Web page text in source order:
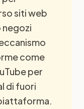
siti web
negozi
come
per
di fuori